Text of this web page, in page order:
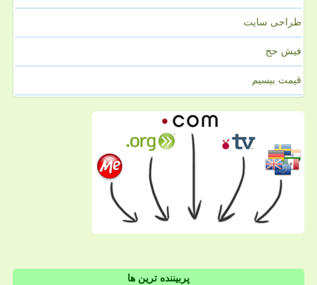
طراحی سایت
فیش حج
قیمت بیسیم
پربیننده ترین ها